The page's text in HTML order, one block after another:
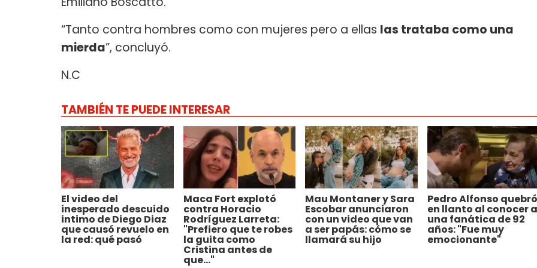
“Tanto contra hombres como con mujeres pero a ellas las trataba como una
mierda”, concluyó.
N.C
TAMBIÉN TE PUEDE INTERESAR
El video del
inesperado descuido
intimo de Diego Diaz
que causó revuelo en
la red: qué pasó
Maca Fort explotó
contra Horacio
Rodríguez Larreta:
"Prefiero que te robes
la guita como
Cristina antes de
que..."
Mau Montaner y Sara
Escobar anunciaron
con un video que van
a ser papás: cómo se
llamará su hijo
Pedro Alfonso quebró
en llanto al conocer a
una fanática de 92
años: "Fue muy
emocionante"